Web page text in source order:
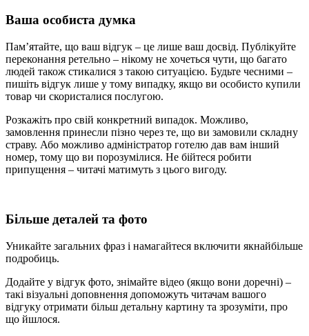
Ваша особиста думка
Пам’ятайте, що ваш відгук – це лише ваш досвід. Публікуйте
переконання ретельно – нікому не хочеться чути, що багато
людей також стикалися з такою ситуацією. Будьте чесними –
пишіть відгук лише у тому випадку, якщо ви особисто купили
товар чи скористалися послугою.
Розкажіть про свій конкретний випадок. Можливо,
замовлення принесли пізно через те, що ви замовили складну
страву. Або можливо адміністратор готелю дав вам інший
номер, тому що ви порозумілися. Не бійтеся робити
припущення – читачі матимуть з цього вигоду.
Більше деталей та фото
Уникайте загальних фраз і намагайтеся включити якнайбільше
подробиць.
Додайте у відгук фото, знімайте відео (якщо вони доречні) –
такі візуальні доповнення допоможуть читачам вашого
відгуку отримати більш детальну картину та зрозуміти, про
що йшлося.